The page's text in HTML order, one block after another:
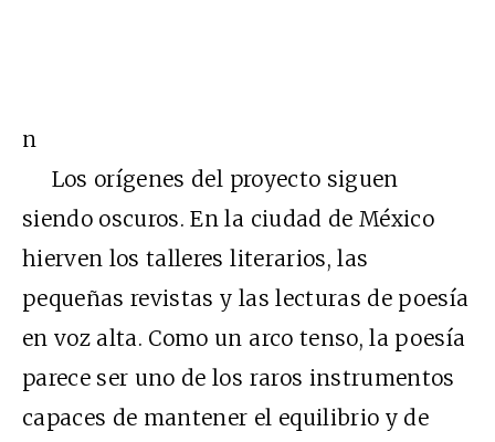
n
Los orígenes del proyecto siguen
siendo oscuros. En la ciudad de México
hierven los talleres literarios, las
pequeñas revistas y las lecturas de poesía
en voz alta. Como un arco tenso, la poesía
parece ser uno de los raros instrumentos
capaces de mantener el equilibrio y de